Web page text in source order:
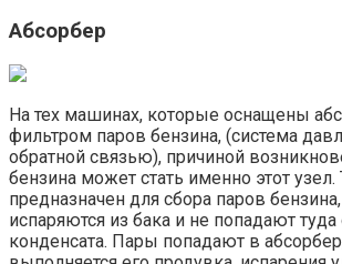
Абсорбер
На тех машинах, которые оснащены
фильтром паров бензина, (система
обратной связью), причиной
бензина может стать именно этот узел.
предназначен для сбора паров
испаряются из бака и не попадают
конденсата. Пары попадают в